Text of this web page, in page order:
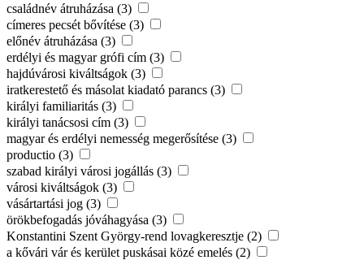
családnév átruházása (3)
címeres pecsét bővítése (3)
előnév átruházása (3)
erdélyi és magyar grófi cím (3)
hajdúvárosi kiváltságok (3)
iratkerestető és másolat kiadató parancs (3)
királyi familiaritás (3)
királyi tanácsosi cím (3)
magyar és erdélyi nemesség megerősítése (3)
productio (3)
szabad királyi városi jogállás (3)
városi kiváltságok (3)
vásártartási jog (3)
örökbefogadás jóváhagyása (3)
Konstantini Szent György-rend lovagkeresztje (2)
a kővári vár és kerület puskásai közé emelés (2)